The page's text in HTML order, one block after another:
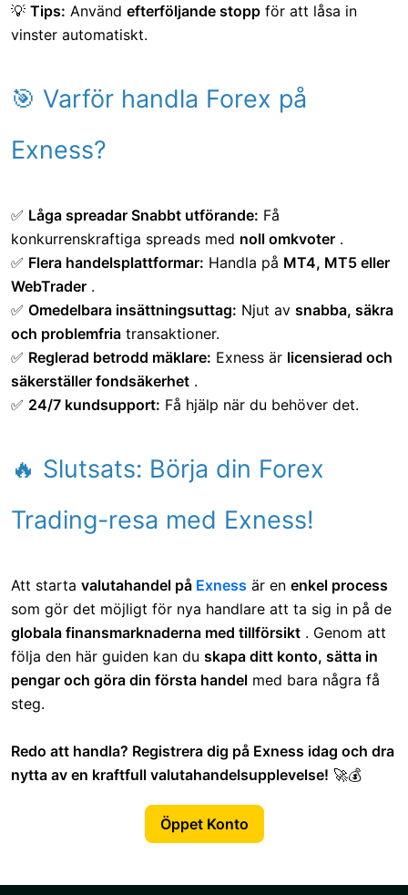
💡 Tips: Använd efterföljande stopp för att låsa in
vinster automatiskt.
🎯 Varför handla Forex på
Exness?
✅ Låga spreadar Snabbt utförande: Få
konkurrenskraftiga spreads med noll omkvoter .
✅ Flera handelsplattformar: Handla på MT4, MT5 eller
WebTrader .
✅ Omedelbara insättningsuttag: Njut av snabba, säkra
och problemfria transaktioner.
✅ Reglerad betrodd mäklare: Exness är licensierad och
säkerställer fondsäkerhet .
✅ 24/7 kundsupport: Få hjälp när du behöver det.
🔥 Slutsats: Börja din Forex
Trading-resa med Exness!
Att starta valutahandel på Exness är en enkel process
som gör det möjligt för nya handlare att ta sig in på de
globala finansmarknaderna med tillförsikt . Genom att
följa den här guiden kan du skapa ditt konto, sätta in
pengar och göra din första handel med bara några få
steg.
Redo att handla? Registrera dig på Exness idag och dra
nytta av en kraftfull valutahandelsupplevelse! 🚀💰
Öppet Konto